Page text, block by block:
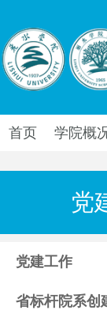
首页 学院概
党
党建工作
省标杆院系创